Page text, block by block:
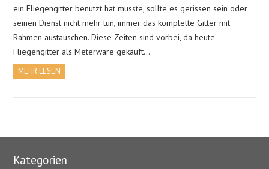
ein Fliegengitter benutzt hat musste, sollte es gerissen sein oder
seinen Dienst nicht mehr tun, immer das komplette Gitter mit
Rahmen austauschen. Diese Zeiten sind vorbei, da heute
Fliegengitter als Meterware gekauft…
MEHR LESEN
Kategorien